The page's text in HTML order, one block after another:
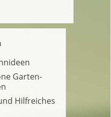
Garten-
Hilfreiches